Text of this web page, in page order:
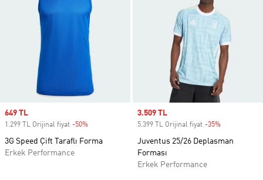
Sale price
649 TL
1.299 TL Orijinal fiyat -50%
3G Speed Çift Taraflı Forma
Erkek Performance
Sale price
3.509 TL
5.399 TL Orijinal fiyat -35%
Juventus 25/26 Deplasman
Forması
Erkek Performance